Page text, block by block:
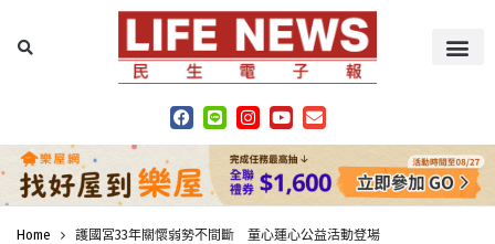
Home 護國宮33年關懷弱勢不間斷 童心蓮心公益活動登場